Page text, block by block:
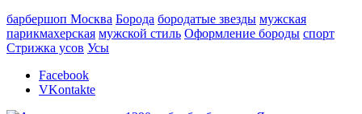
барбершоп Москва Борода бородатые звезды мужская
парикмахерская мужской стиль Оформление бороды спорт
Стрижка усов Усы
Facebook
VKontakte